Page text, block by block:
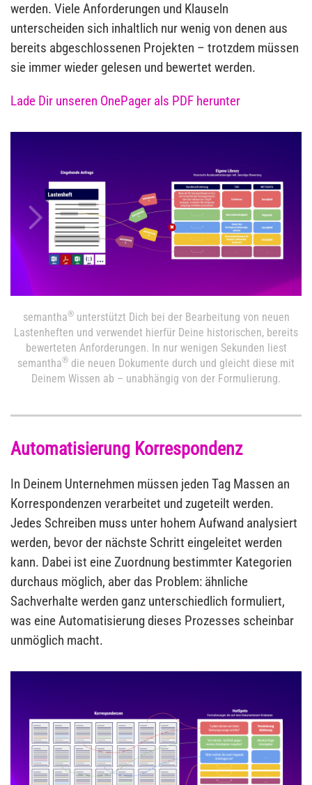
werden. Viele Anforderungen und Klauseln
unterscheiden sich inhaltlich nur wenig von denen aus
bereits abgeschlossenen Projekten – trotzdem müssen
sie immer wieder gelesen und bewertet werden.
Lade Dir unseren OnePager als PDF herunter
semantha®unterstützt Dich bei der Bearbeitung von neuen
Lastenheften und verwendet hierfür Deine historischen, bereits
bewerteten Anforderungen. In nur wenigen Sekunden liest
semantha® die neuen Dokumente durch und gleicht diese mit
Deinem Wissen ab – unabhängig von der Formulierung.
Automatisierung Korrespondenz
In Deinem Unternehmen müssen jeden Tag Massen an
Korrespondenzen verarbeitet und zugeteilt werden.
Jedes Schreiben muss unter hohem Aufwand analysiert
werden, bevor der nächste Schritt eingeleitet werden
kann. Dabei ist eine Zuordnung bestimmter Kategorien
durchaus möglich, aber das Problem: ähnliche
Sachverhalte werden ganz unterschiedlich formuliert,
was eine Automatisierung dieses Prozesses scheinbar
unmöglich macht.